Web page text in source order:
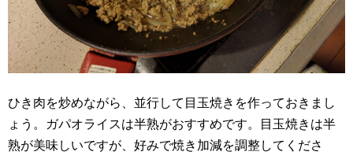
ひき肉を炒めながら、並行して目玉焼きを作っておきまし
ょう。ガパオライスは半熟がおすすめです。目玉焼きは半
熟が美味しいですが、好みで焼き加減を調整してくださ